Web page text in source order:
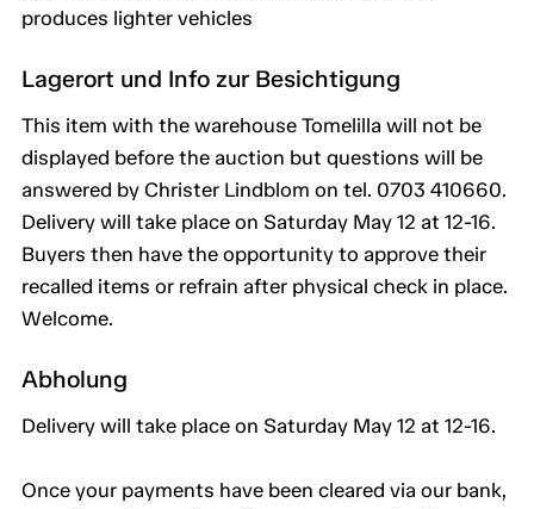
produces lighter vehicles
Lagerort und Info zur Besichtigung
This item with the warehouse Tomelilla will not be
displayed before the auction but questions will be
answered by Christer Lindblom on tel. 0703 410660.
Delivery will take place on Saturday May 12 at 12-16.
Buyers then have the opportunity to approve their
recalled items or refrain after physical check in place.
Welcome.
Abholung
Delivery will take place on Saturday May 12 at 12-16.
Once your payments have been cleared via our bank,